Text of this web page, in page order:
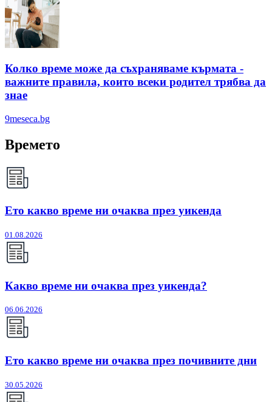
Колко време може да съхраняваме кърмата -
важните правила, които всеки родител трябва да
знае
9meseca.bg
Времето
Ето какво време ни очаква през уикенда
01.08.2026
Какво време ни очаква през уикенда?
06.06.2026
Ето какво време ни очаква през почивните дни
30.05.2026